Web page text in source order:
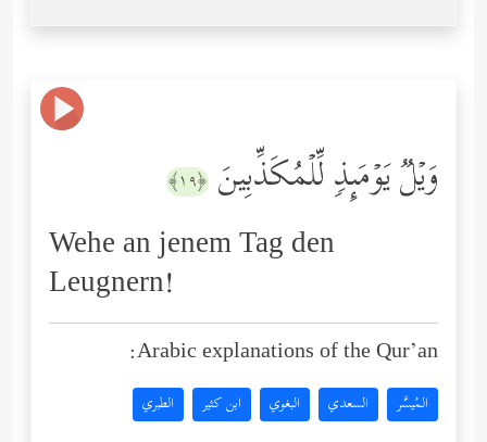
وَیۡلࣱ یَوۡمَىِٕذࣲ لِّلۡمُكَذِّبِینَ ﴿١٩﴾
Wehe an jenem Tag den
Leugnern!
Arabic explanations of the Qur’an:
المُيسَّر السعدي البغوي ابن كثير الطبري